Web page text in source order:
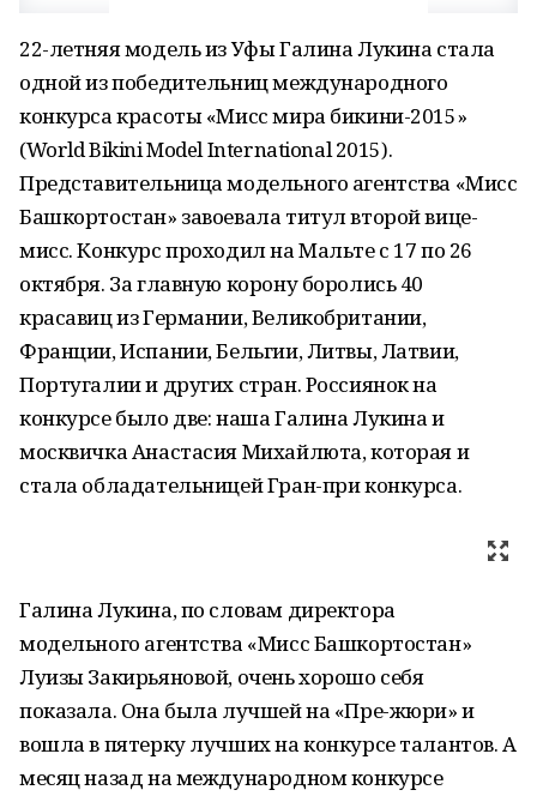
22-летняя модель из Уфы Галина Лукина стала
одной из победительниц международного
конкурса красоты «Мисс мира бикини-2015»
(World Bikini Model International 2015).
Представительница модельного агентства «Мисс
Башкортостан» завоевала титул второй вице-
мисс. Конкурс проходил на Мальте с 17 по 26
октября. За главную корону боролись 40
красавиц из Германии, Великобритании,
Франции, Испании, Бельгии, Литвы, Латвии,
Португалии и других стран. Россиянок на
конкурсе было две: наша Галина Лукина и
москвичка Анастасия Михайлюта, которая и
стала обладательницей Гран-при конкурса.
Галина Лукина, по словам директора
модельного агентства «Мисс Башкортостан»
Луизы Закирьяновой, очень хорошо себя
показала. Она была лучшей на «Пре-жюри» и
вошла в пятерку лучших на конкурсе талантов. А
месяц назад на международном конкурсе